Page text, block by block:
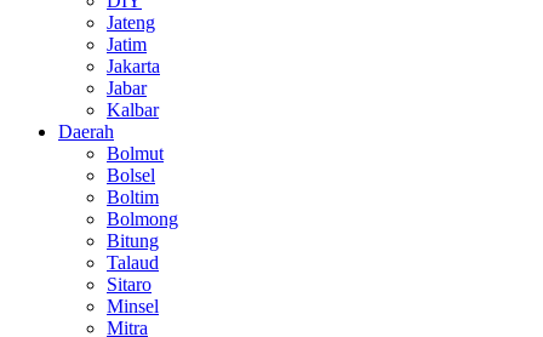
Jateng
Jatim
Jakarta
Jabar
Kalbar
Daerah
Bolmut
Bolsel
Boltim
Bolmong
Bitung
Talaud
Sitaro
Minsel
Mitra